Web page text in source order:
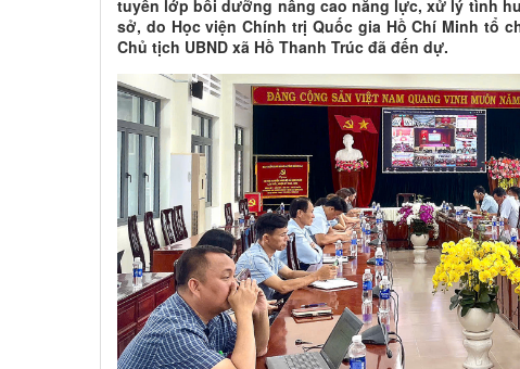
tuyến lớp bồi dưỡng nâng cao năng lực, xử lý tình
sở, do Học viện Chính trị Quốc gia Hồ Chí Minh tổ
Chủ tịch UBND xã Hồ Thanh Trúc đã đến dự.